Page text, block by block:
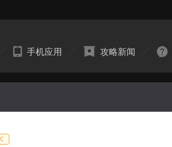
手机应用 攻略新闻